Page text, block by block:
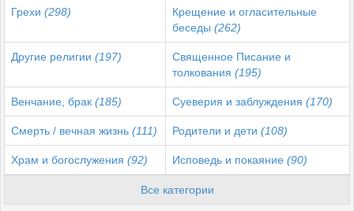
Грехи (298)
Крещение и огласительные
беседы (262)
Другие религии (197)
Священное Писание и
толкования (195)
Венчание, брак (185) Суеверия и заблуждения (170)
Смерть / вечная жизнь (111) Родители и дети (108)
Храм и богослужения (92) Исповедь и покаяние (90)
Все категории